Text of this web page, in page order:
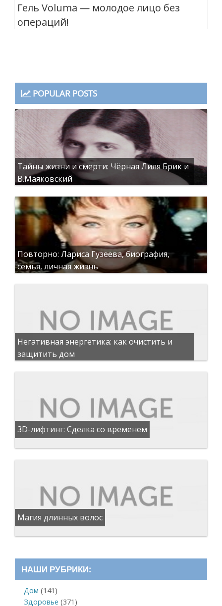
Гель Voluma — молодое лицо без
операций!
POPULAR POSTS
Тайны жизни и смерти: Чёрная Лиля Брик и
В.Маяковский
Повторно: Лариса Гузеева, биография,
семья, личная жизнь
Негативная энергетика: как очистить и
защитить дом
3D-лифтинг: Сделка со временем
Магия длинных волос
НАШИ РУБРИКИ:
Дом (141)
Здоровье (371)